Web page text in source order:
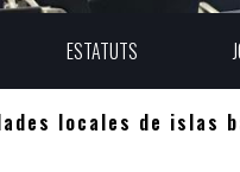
ESTATUTS
locales de islas